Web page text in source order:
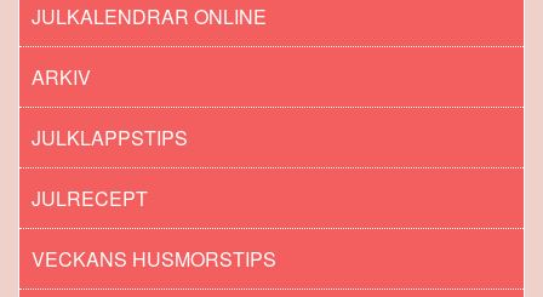
JULKALENDRAR ONLINE
ARKIV
JULKLAPPSTIPS
JULRECEPT
VECKANS HUSMORSTIPS